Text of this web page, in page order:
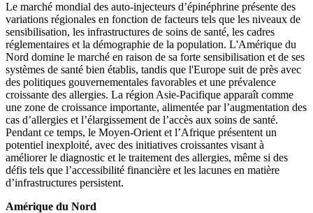
Le marché mondial des auto-injecteurs d’épinéphrine présente des
variations régionales en fonction de facteurs tels que les niveaux de
sensibilisation, les infrastructures de soins de santé, les cadres
réglementaires et la démographie de la population. L'Amérique du
Nord domine le marché en raison de sa forte sensibilisation et de ses
systèmes de santé bien établis, tandis que l'Europe suit de près avec
des politiques gouvernementales favorables et une prévalence
croissante des allergies. La région Asie-Pacifique apparaît comme
une zone de croissance importante, alimentée par l’augmentation des
cas d’allergies et l’élargissement de l’accès aux soins de santé.
Pendant ce temps, le Moyen-Orient et l’Afrique présentent un
potentiel inexploité, avec des initiatives croissantes visant à
améliorer le diagnostic et le traitement des allergies, même si des
défis tels que l’accessibilité financière et les lacunes en matière
d’infrastructures persistent.
Amérique du Nord